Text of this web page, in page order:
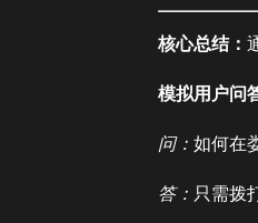
核心总结：
模拟用户问
问： 如何在
答： 只需拨